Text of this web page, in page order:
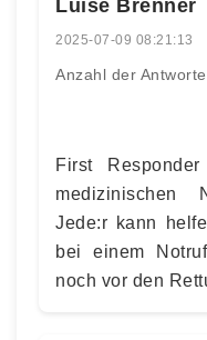
Luise Brenner
2025-07-09 08:21:13
Anzahl der
First
medizinischen
Jede:r kann
bei einem
noch vor den